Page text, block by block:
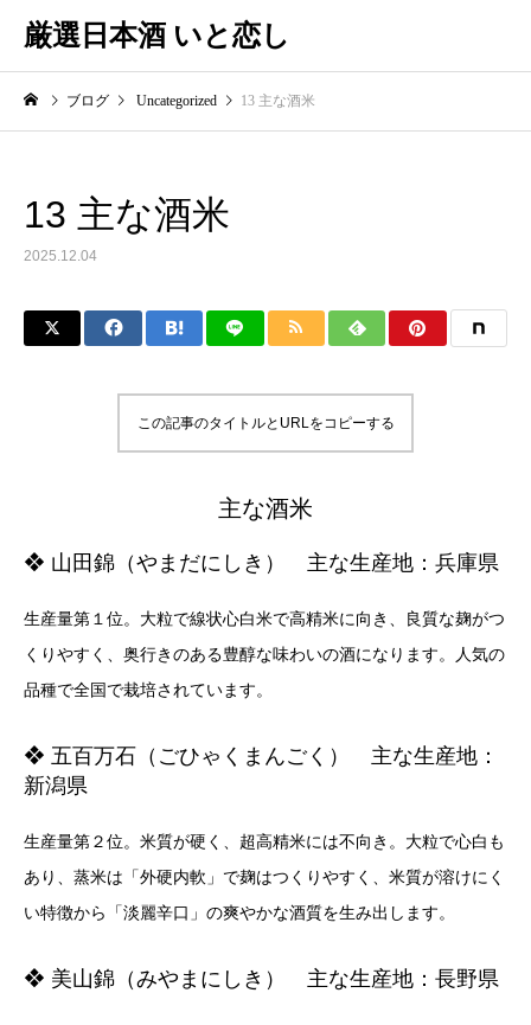
厳選日本酒 いと恋し
ブログ Uncategorized 13 主な酒米
13 主な酒米
2025.12.04
この記事のタイトルとURLをコピーする
主な酒米
❖ 山田錦（やまだにしき） 主な生産地：兵庫県
生産量第１位。大粒で線状心白米で高精米に向き、良質な麹がつ
くりやすく、奥行きのある豊醇な味わいの酒になります。人気の
品種で全国で栽培されています。
❖ 五百万石（ごひゃくまんごく） 主な生産地：
新潟県
生産量第２位。米質が硬く、超高精米には不向き。大粒で心白も
あり、蒸米は「外硬内軟」で麹はつくりやすく、米質が溶けにく
い特徴から「淡麗辛口」の爽やかな酒質を生み出します。
❖ 美山錦（みやまにしき） 主な生産地：長野県